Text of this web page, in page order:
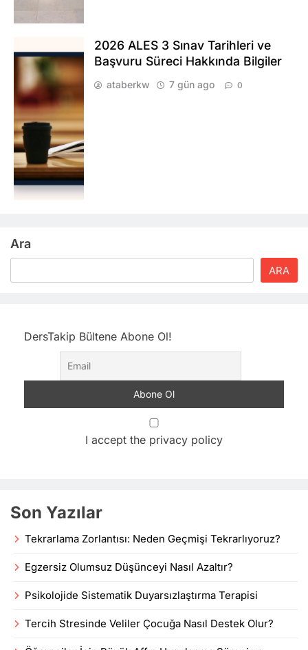
2026 ALES 3 Sınav Tarihleri ve
Başvuru Süreci Hakkında Bilgiler
ataberkw 7 gün ago 0
Ara
ARA
DersTakip Bültene Abone Ol!
I accept the privacy policy
Son Yazılar
Tekrarlama Zorlantısı: Neden Geçmişi Tekrarlıyoruz?
Egzersiz Olumsuz Düşünceyi Nasıl Azaltır?
Psikolojide Sistematik Duyarsızlaştırma Terapisi
Tercih Stresinde Veliler Çocuğa Nasıl Destek Olur?